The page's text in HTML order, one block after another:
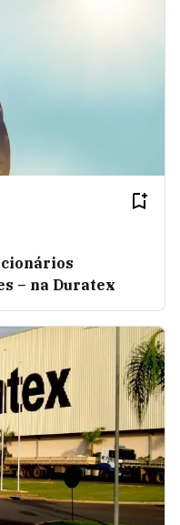
– na Duratex